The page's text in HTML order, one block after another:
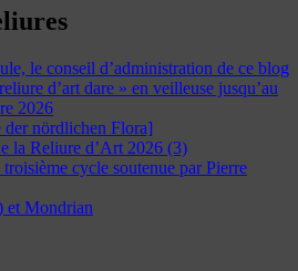
le conseil d’administration de ce blog
d’art dare » en veilleuse jusqu’au
2026
nördlichen Flora]
la Reliure d’Art 2026 (3)
cycle soutenue par Pierre
et Mondrian